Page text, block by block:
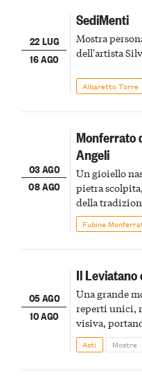
22 LUG
16 AGO
SediMenti
Mostra
dell'artista
Albaretto Torre
03 AGO
08 AGO
Monferrato
Angeli
Un gioiello
pietra
della
Fubine
05 AGO
10 AGO
Il Leviatano
Una grande
reperti unici,
visiva,
della scena le
Asti Mostre